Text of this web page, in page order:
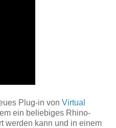
Plug-in von Virtual
ein beliebiges Rhino-
werden kann und in einem